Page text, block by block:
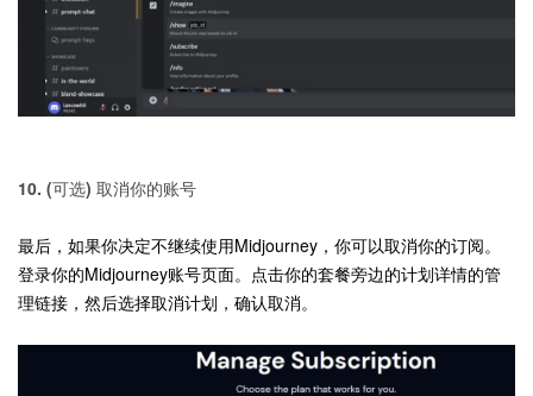
10. (可选) 取消你的账号
最后，如果你决定不继续使用Midjourney，你可以取消你的订阅。
登录你的Midjourney账号页面。点击你的套餐旁边的计划详情的管
理链接，然后选择取消计划，确认取消。